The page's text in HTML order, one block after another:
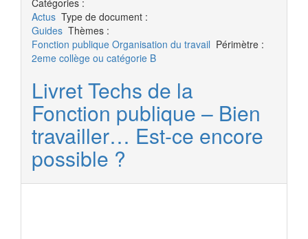
Catégories :
Actus Type de document :
Guides Thèmes :
Fonction publique Organisation du travail Périmètre :
2eme collège ou catégorie B
Livret Techs de la
Fonction publique – Bien
travailler… Est-ce encore
possible ?